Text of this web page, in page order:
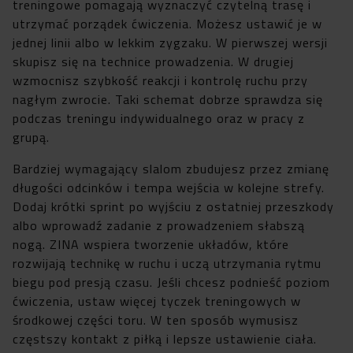
treningowe pomagają wyznaczyć czytelną trasę i
utrzymać porządek ćwiczenia. Możesz ustawić je w
jednej linii albo w lekkim zygzaku. W pierwszej wersji
skupisz się na technice prowadzenia. W drugiej
wzmocnisz szybkość reakcji i kontrolę ruchu przy
nagłym zwrocie. Taki schemat dobrze sprawdza się
podczas treningu indywidualnego oraz w pracy z
grupą.
Bardziej wymagający slalom zbudujesz przez zmianę
długości odcinków i tempa wejścia w kolejne strefy.
Dodaj krótki sprint po wyjściu z ostatniej przeszkody
albo wprowadź zadanie z prowadzeniem słabszą
nogą. ZINA wspiera tworzenie układów, które
rozwijają technikę w ruchu i uczą utrzymania rytmu
biegu pod presją czasu. Jeśli chcesz podnieść poziom
ćwiczenia, ustaw więcej tyczek treningowych w
środkowej części toru. W ten sposób wymusisz
częstszy kontakt z piłką i lepsze ustawienie ciała.